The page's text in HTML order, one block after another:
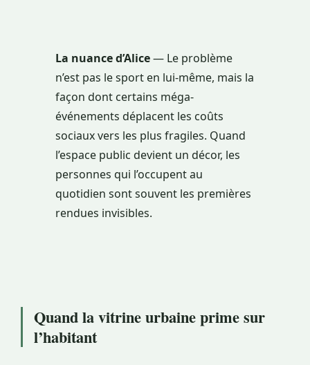
La nuance d’Alice— Le problème
n’est pas le sport en lui-même, mais la
façon dont certains méga-
événements déplacent les coûts
sociaux vers les plus fragiles. Quand
l’espace public devient un décor, les
personnes qui l’occupent au
quotidien sont souvent les premières
rendues invisibles.
Quand la vitrine urbaine prime sur
l’habitant